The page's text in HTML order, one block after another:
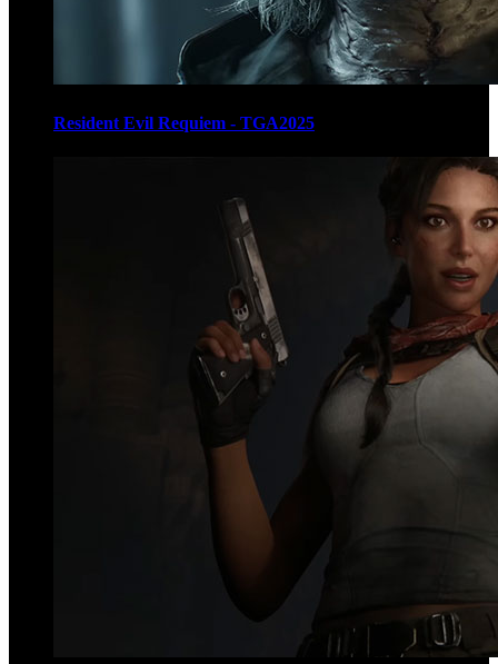
Resident Evil Requiem - TGA2025